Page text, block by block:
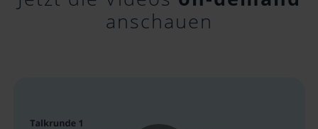
anschauen